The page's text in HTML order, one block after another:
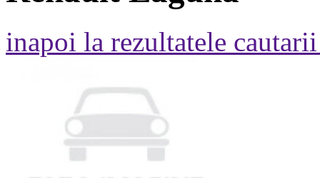
inapoi la rezultatele